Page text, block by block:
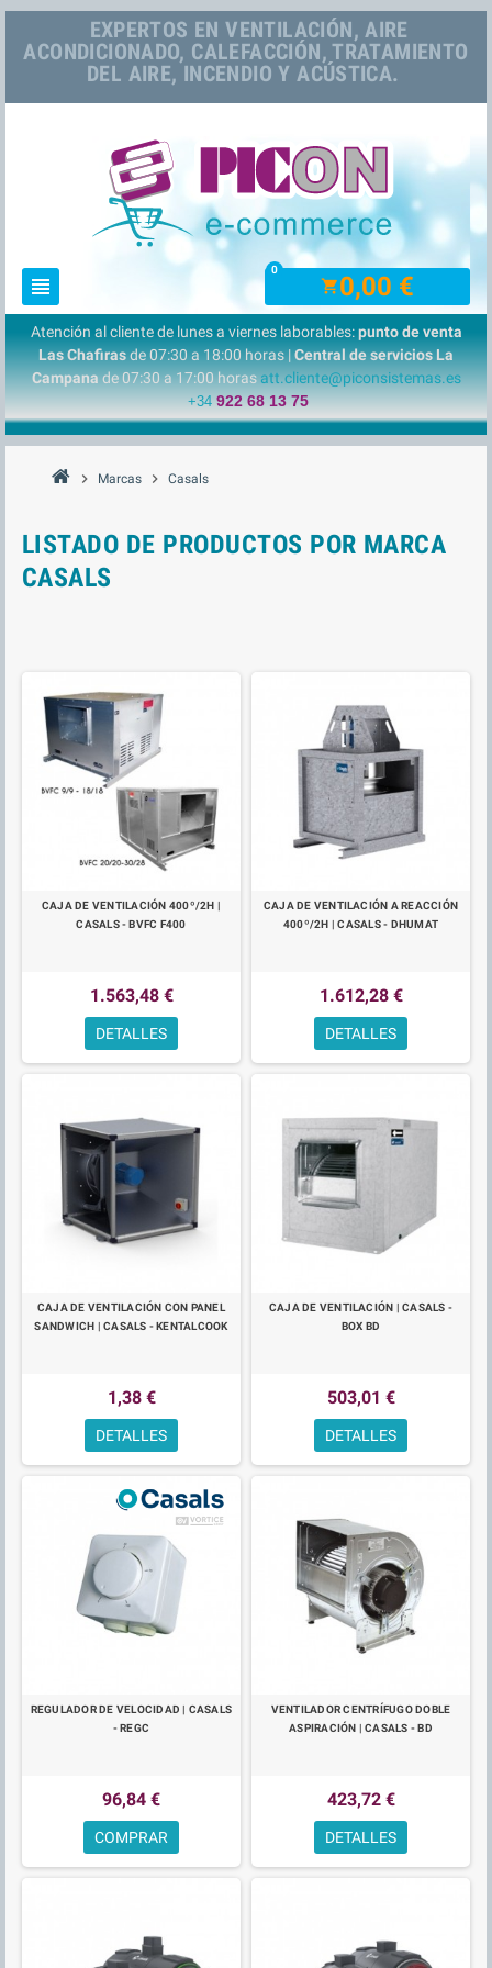
EXPERTOS EN VENTILACIÓN, AIRE
ACONDICIONADO, CALEFACCIÓN, TRATAMIENTO
DEL AIRE, INCENDIO Y ACÚSTICA.
view_headline shopping_cart0,00 €
0
Atención al cliente de lunes a viernes laborables:punto de venta
Las Chafirasde 07:30 a 18:00 horas |Central de servicios La
Campanade 07:30 a 17:00 horasatt.cliente@piconsistemas.es
+34 922 68 13 75
chevron_right Marcas chevron_right Casals
LISTADO DE PRODUCTOS POR MARCA
CASALS
CAJA DE VENTILACIÓN 400º/2H |
CASALS - BVFC F400
1.563,48 €
DETALLES
CAJA DE VENTILACIÓN A REACCIÓN
400º/2H | CASALS - DHUMAT
1.612,28 €
DETALLES
CAJA DE VENTILACIÓN CON PANEL
SANDWICH | CASALS - KENTALCOOK
1,38 €
DETALLES
CAJA DE VENTILACIÓN | CASALS -
BOX BD
503,01 €
DETALLES
REGULADOR DE VELOCIDAD | CASALS
- REGC
96,84 €
COMPRAR
VENTILADOR CENTRÍFUGO DOBLE
ASPIRACIÓN | CASALS - BD
423,72 €
DETALLES